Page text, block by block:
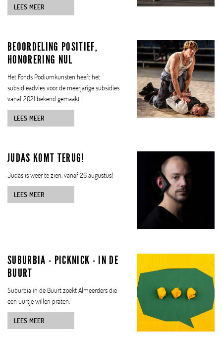
LEES MEER
BEOORDELING POSITIEF,
HONORERING NUL
Het Fonds Podiumkunsten heeft het
subsidieadvies voor de meerjarige subsidies
vanaf 2021 bekend gemaakt.
LEES MEER
JUDAS KOMT TERUG!
Judas is weer te zien, vanaf 26 augustus!
LEES MEER
SUBURBIA - PICKNICK - IN DE
BUURT
Suburbia in de Buurt zoekt Almeerders die
een uurtje willen praten.
LEES MEER